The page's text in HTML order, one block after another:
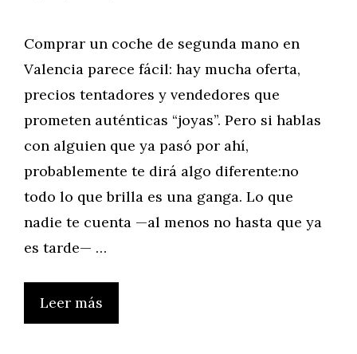
Comprar un coche de segunda mano en
Valencia parece fácil: hay mucha oferta,
precios tentadores y vendedores que
prometen auténticas “joyas”. Pero si hablas
con alguien que ya pasó por ahí,
probablemente te dirá algo diferente:no
todo lo que brilla es una ganga. Lo que
nadie te cuenta —al menos no hasta que ya
es tarde— …
Leer más